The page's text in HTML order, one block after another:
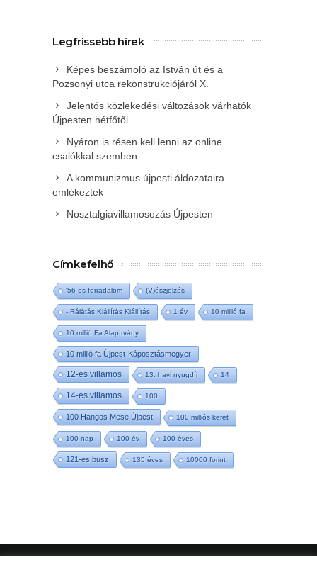
Legfrissebb hírek
Képes beszámoló az István út és a
Pozsonyi utca rekonstrukciójáról X.
Jelentős közlekedési változások várhatók
Újpesten hétfőtől
Nyáron is résen kell lenni az online
csalókkal szemben
A kommunizmus újpesti áldozataira
emlékeztek
Nosztalgiavillamosozás Újpesten
Címkefelhő
'56-os forradalom (V)észjelzés
- Rálátás Kiállítás Kiállítás 1 év 10 millió fa
10 millió Fa Alapítvány
10 millió fa Újpest-Káposztásmegyer
12-es villamos 13. havi nyugdíj 14
14-es villamos 100
100 Hangos Mese Újpest 100 milliós keret
100 nap 100 év 100 éves
121-es busz 135 éves 10000 forint